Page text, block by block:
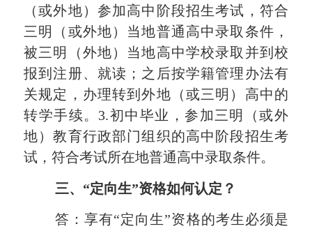
（或外地）参加高中阶段招生考试，符合
三明（或外地）当地普通高中录取条件，
被三明（外地）当地高中学校录取并到校
报到注册、就读；之后按学籍管理办法有
关规定，办理转到外地（或三明）高中的
转学手续。3.初中毕业，参加三明（或外
地）教育行政部门组织的高中阶段招生考
试，符合考试所在地普通高中录取条件。
三、“定向生”资格如何认定？
答：享有“定向生”资格的考生必须是